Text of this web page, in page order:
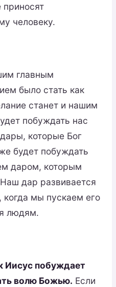
человеку.
главным
было стать как
станет и нашим
побуждать нас
которые Бог
будет побуждать
даром, которым
дар развивается
когда мы пускаем его
людям.
Иисус побуждает
волю Божью. Если